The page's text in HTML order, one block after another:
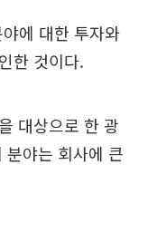
에 대한 투자와
한 것이다.
대상으로 한 광
분야는 회사에 큰